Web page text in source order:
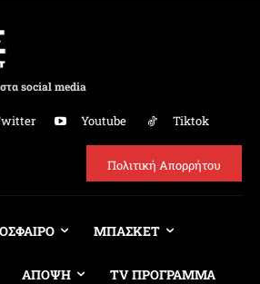
social media
Youtube Tiktok
Πολιτική Απορρήτου
ΜΠΑΣΚΕΤ
ΑΠΟΨΗ TV ΠΡΟΓΡΑΜΜΑ